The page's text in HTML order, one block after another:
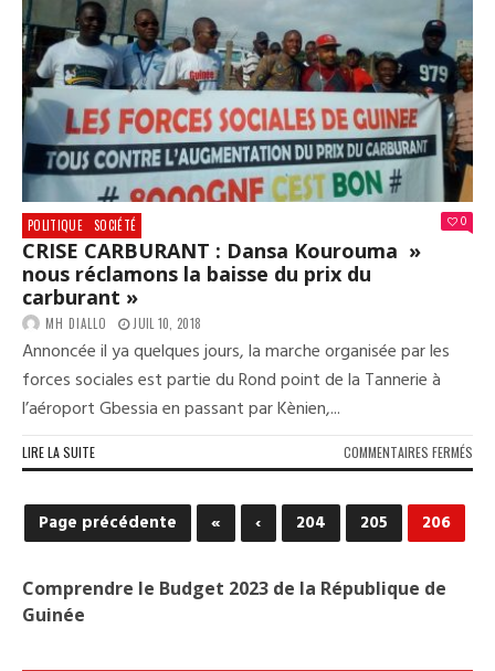
POLITIQUE SOCIÉTÉ 0
CRISE CARBURANT : Dansa Kourouma »
nous réclamons la baisse du prix du
carburant »
MH DIALLO JUIL 10, 2018
Annoncée il ya quelques jours, la marche organisée par les
forces sociales est partie du Rond point de la Tannerie à
l’aéroport Gbessia en passant par Kènien,...
LIRE LA SUITE COMMENTAIRES FERMÉS
Page précédente « ‹ 204 205 206
Comprendre le Budget 2023 de la République de
Guinée